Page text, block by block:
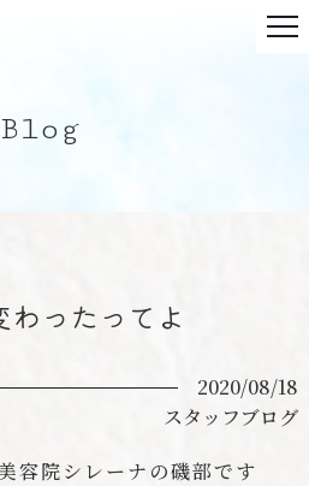
Blog
ったってよ
2020/08/18
スタッフブログ
容院シレーナの磯部です